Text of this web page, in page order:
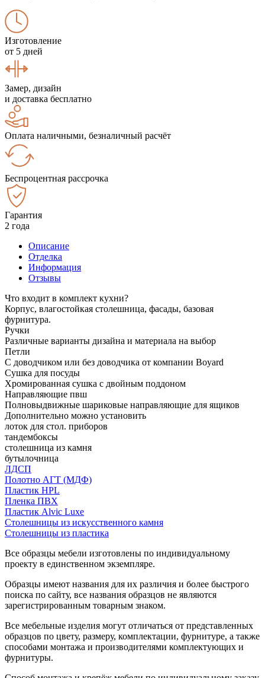
Изготовление
от 5 дней
Замер, дизайн
и доставка бесплатно
Оплата наличными, безналичный расчёт
Беспроцентная рассрочка
Гарантия
2 года
Описание
Отделка
Информация
Отзывы
Что входит в комплект кухни?
Корпус, влагостойкая столешница, фасады, базовая
фурнитура.
Ручки
Различные варианты дизайна и материала на выбор
Петли
С доводчиком или без доводчика от компании Boyard
Сушка для посуды
Хромированная сушка с двойным поддоном
Направляющие пвш
Полновыдвижные шариковые направляющие для ящиков
Дополнительно можно установить
лоток для стол. приборов
тандембоксы
столешница из камня
бутылочница
ЛДСП
Полотно АГТ (МДФ)
Пластик HPL
Пленка ПВХ
Пластик Alvic Luxe
Столешницы из искусственного камня
Столешницы из пластика
Все образцы мебели изготовлены по индивидуальному
проекту в единственном экземпляре.
Образцы имеют названия для их различия и более быстрого
поиска по сайту, все названия образцов не являются
зарегистрированным товарным знаком.
Все мебельные изделия могут отличаться от представленных
образцов по цвету, размеру, комплектации, фурнитуре, а также
способами монтажа и производителями комплектующих и
фурнитуры.